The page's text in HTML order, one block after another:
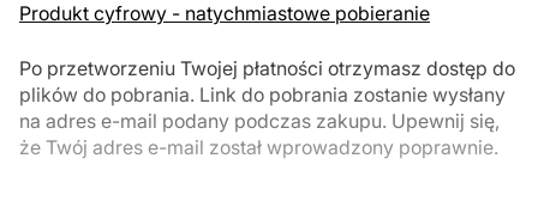
Produkt cyfrowy - natychmiastowe pobieranie
Po przetworzeniu Twojej płatności otrzymasz dostęp do
plików do pobrania. Link do pobrania zostanie wysłany
na adres e-mail podany podczas zakupu. Upewnij się,
że Twój adres e-mail został wprowadzony poprawnie.